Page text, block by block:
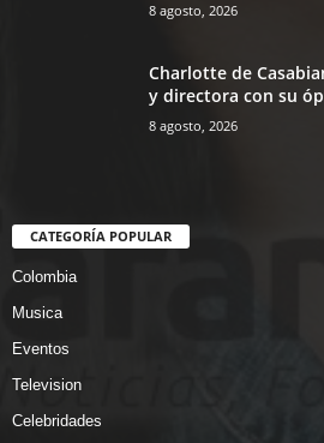
8 agosto, 2026
Charlotte de
y directora con su
8 agosto, 2026
CATEGORÍA POPULAR
Colombia
Musica
Eventos
Television
Celebridades